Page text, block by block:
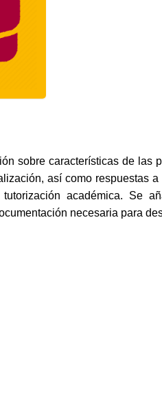
sobre características de las
así como respuestas
académica. Se
necesaria para